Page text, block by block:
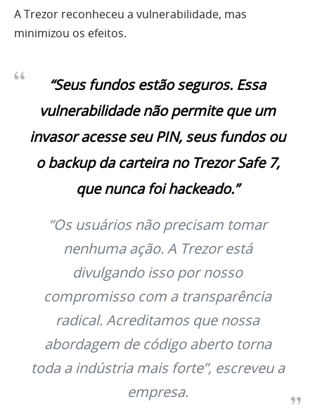
A Trezor reconheceu a vulnerabilidade, mas
minimizou os efeitos.
“Seus fundos estão seguros. Essa
vulnerabilidade não permite que um
invasor acesse seu PIN, seus fundos ou
o backup da carteira no Trezor Safe 7,
que nunca foi hackeado.”
“Os usuários não precisam tomar
nenhuma ação. A Trezor está
divulgando isso por nosso
compromisso com a transparência
radical. Acreditamos que nossa
abordagem de código aberto torna
toda a indústria mais forte”, escreveu a
empresa.